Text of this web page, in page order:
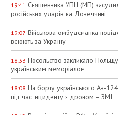
19:41 Священника УПЦ (МП)
російських ударів на Донеччині
19:07 Військова омбудсманка
воюють за Україну
18:33 Посольство закликало
українським меморіалом
18:08 На борту українського Ан-
під час інциденту з дроном – ЗМІ